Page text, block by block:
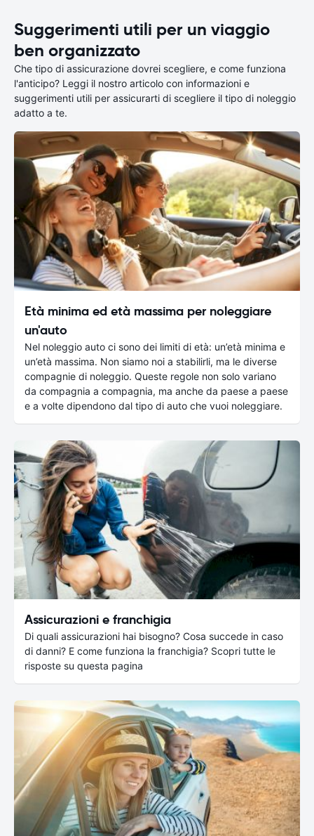
Suggerimenti utili per un viaggio
ben organizzato
Che tipo di assicurazione dovrei scegliere, e come funziona
l'anticipo? Leggi il nostro articolo con informazioni e
suggerimenti utili per assicurarti di scegliere il tipo di noleggio
adatto a te.
Età minima ed età massima per noleggiare
un'auto
Nel noleggio auto ci sono dei limiti di età: un’età minima e
un’età massima. Non siamo noi a stabilirli, ma le diverse
compagnie di noleggio. Queste regole non solo variano
da compagnia a compagnia, ma anche da paese a paese
e a volte dipendono dal tipo di auto che vuoi noleggiare.
Assicurazioni e franchigia
Di quali assicurazioni hai bisogno? Cosa succede in caso
di danni? E come funziona la franchigia? Scopri tutte le
risposte su questa pagina